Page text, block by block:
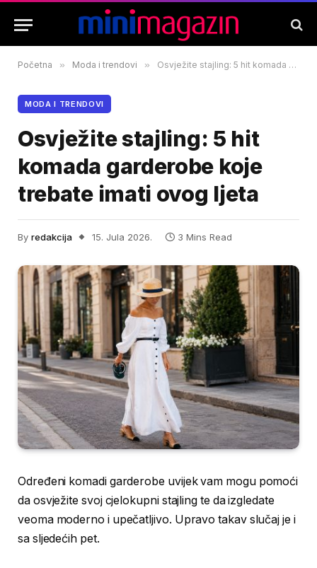
Početna » Moda i trendovi » Osvježite stajling: 5 hit komada garderobe koje trebate imati ovog ljeta
MODA I TRENDOVI
Osvježite stajling: 5 hit
komada garderobe koje
trebate imati ovog ljeta
By redakcija 15. Jula 2026. 3 Mins Read
Određeni komadi garderobe uvijek vam mogu pomoći
da osvježite svoj cjelokupni stajling te da izgledate
veoma moderno i upečatljivo. Upravo takav slučaj je i
sa sljedećih pet.